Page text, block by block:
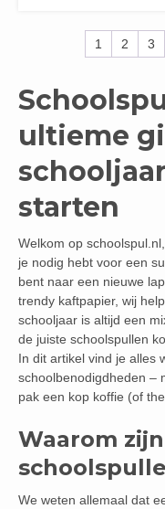
1 2 3
ultieme
starten
Welkom op
je nodig hebt voor een
bent naar een nieuwe
trendy kaftpapier, wij
schooljaar is altijd een
de juiste schoolspullen
In dit artikel vind je alles
schoolbenodigdheden –
pak een kop koffie (of
Waarom
We weten allemaal dat